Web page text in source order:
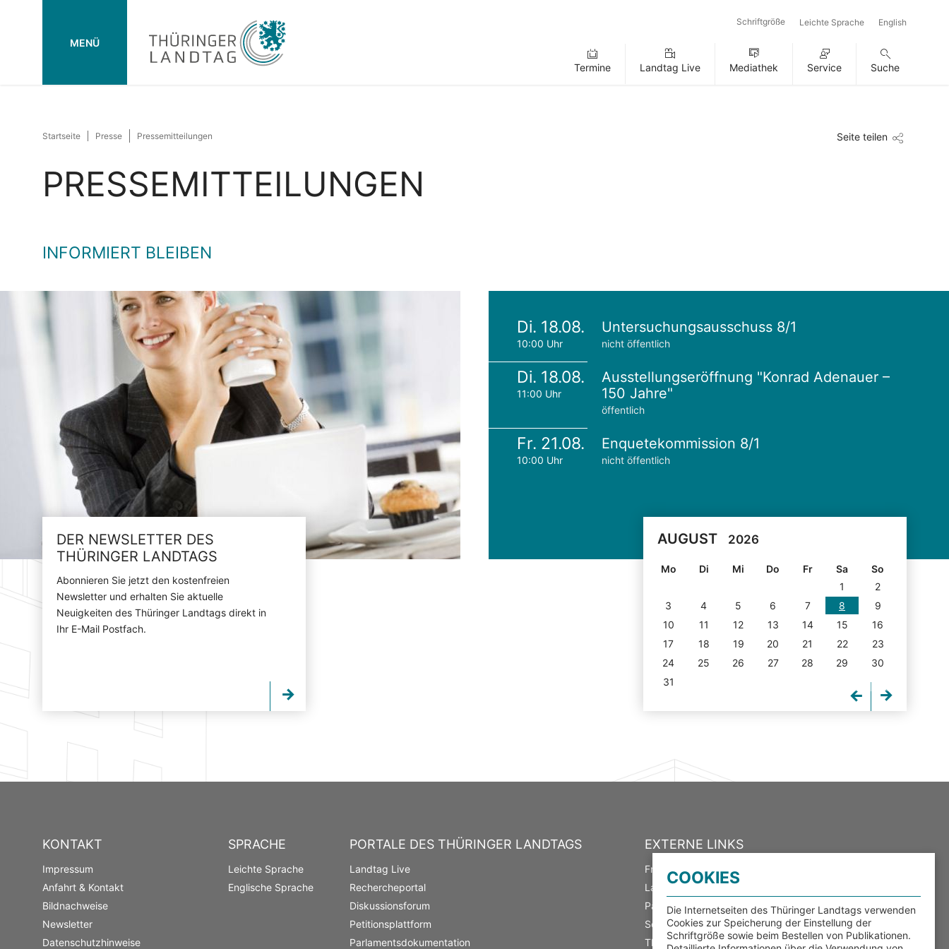
MENÜ
Schriftgröße Leichte Sprache English
Termine Landtag Live Mediathek Service Suche
Startseite Presse Pressemitteilungen Seite teilen
PRESSEMITTEILUNGEN
INFORMIERT BLEIBEN
DER NEWSLETTER DES
THÜRINGER LANDTAGS
Abonnieren Sie jetzt den kostenfreien
Newsletter und erhalten Sie aktuelle
Neuigkeiten des Thüringer Landtags direkt in
Ihr E-Mail Postfach.
Di. 18.08.
10:00 Uhr
Untersuchungsausschuss 8/1
nicht öffentlich
Di. 18.08.
11:00 Uhr
Ausstellungseröffnung "Konrad Adenauer –
150 Jahre"
öffentlich
Fr. 21.08.
10:00 Uhr
Enquetekommission 8/1
nicht öffentlich
AUGUST 2026
Mo Di Mi Do Fr Sa
So
1
2
3
4 5 6 7 8
9
10
11 12 13 14 15
16
17
18 19 20 21 22
23
24
25 26 27 28 29
30
31
KONTAKT
Impressum
Anfahrt & Kontakt
Bildnachweise
Newsletter
Datenschutzhinweise
SPRACHE
Leichte Sprache
Englische Sprache
PORTALE DES THÜRINGER LANDTAGS
Landtag Live
Rechercheportal
Diskussionsforum
Petitionsplattform
Parlamentsdokumentation
EXTERNE LINKS
Freistaat Thüringen
Landeswahlleiter
Parlamentsspiegel
Serviceportal Thüringen
Thüringer Transparenzportal
COOKIES
Die Internetseiten des Thüringer Landtags verwenden
Cookies zur Speicherung der Einstellung der
Schriftgröße sowie beim Bestellen von Publikationen.